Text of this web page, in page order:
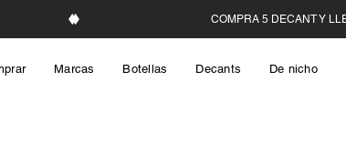
Marcas Botellas Decants De nicho